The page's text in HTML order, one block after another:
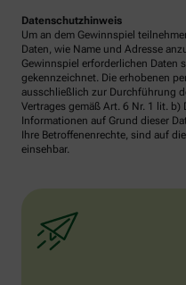
Datenschutzhinweis
Um an dem Gewinnspiel
Daten, wie Name und Adresse
Gewinnspiel erforderlichen Daten
gekennzeichnet. Die erhobenen
ausschließlich zur Durchführung
Vertrages gemäß Art. 6 Nr. 1 lit. b)
Informationen auf Grund dieser
Ihre Betroffenenrechte, sind auf
einsehbar.